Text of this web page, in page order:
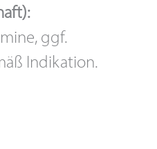
ggf.
Indikation.